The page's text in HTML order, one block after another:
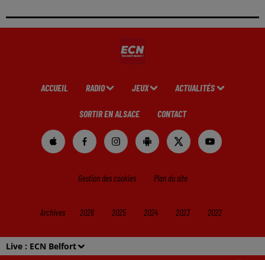
Live : ECN Belfort
ACCUEIL RADIO JEUX ACTUALITÉS
SORTIR EN ALSACE CONTACT
Gestion des cookies Plan du site
Archives 2026 2025 2024 2023 2022